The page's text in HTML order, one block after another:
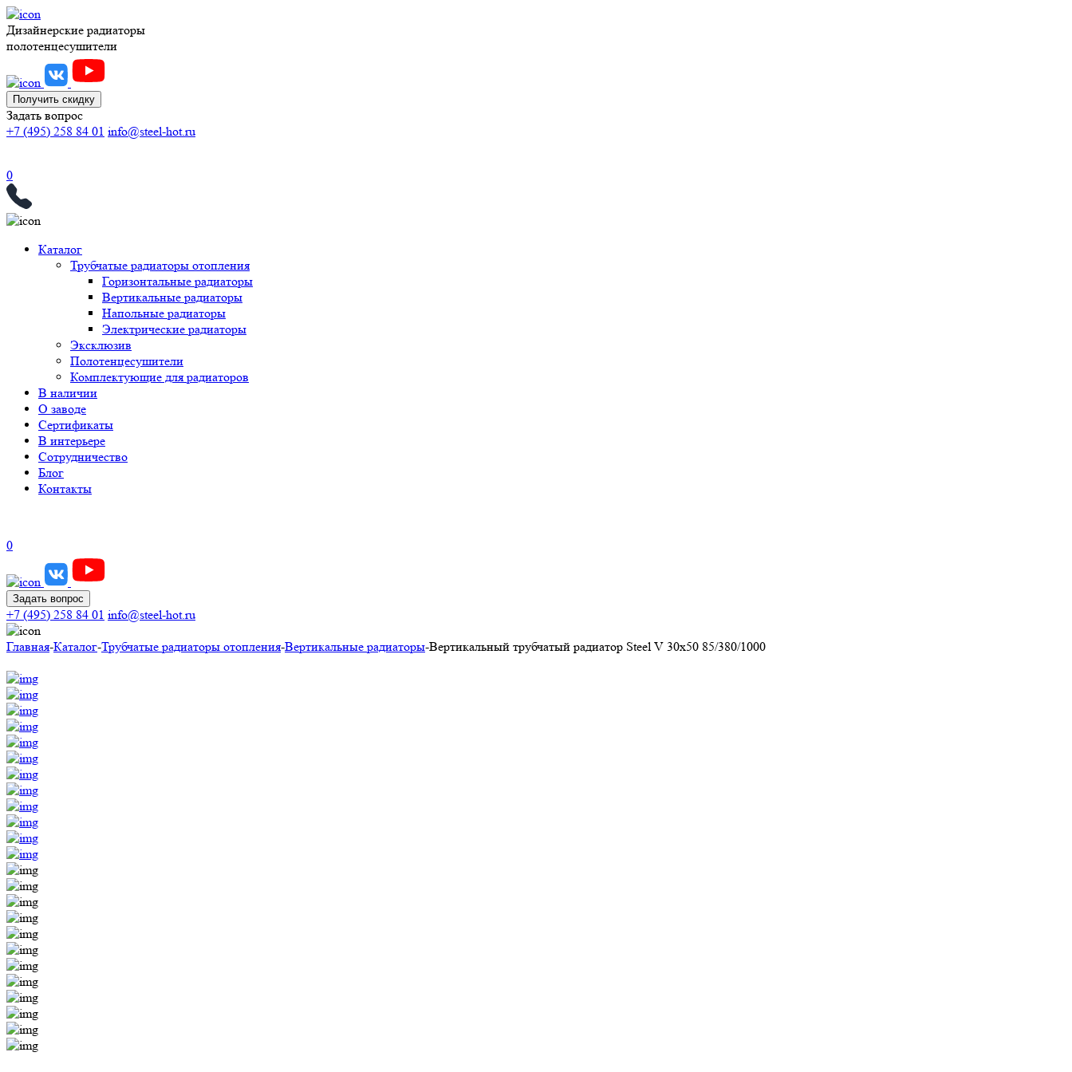
Дизайнерские радиаторы
полотенцесушители
Получить скидку
Задать вопрос
+7 (495) 258 84 01 info@steel-hot.ru
0
Каталог
Трубчатые радиаторы отопления
Горизонтальные радиаторы
Вертикальные радиаторы
Напольные радиаторы
Электрические радиаторы
Эксклюзив
Полотенцесушители
Комплектующие для радиаторов
В наличии
О заводе
Сертификаты
В интерьере
Сотрудничество
Блог
Контакты
0
Задать вопрос
+7 (495) 258 84 01 info@steel-hot.ru
Главная-Каталог-Трубчатые радиаторы отопления-Вертикальные радиаторы-Вертикальный трубчатый радиатор Steel V 30х50 85/380/1000